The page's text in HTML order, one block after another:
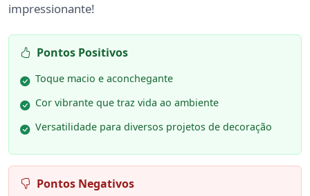
impressionante!
Pontos Positivos
Toque macio e aconchegante
Cor vibrante que traz vida ao ambiente
Versatilidade para diversos projetos de decoração
Pontos Negativos